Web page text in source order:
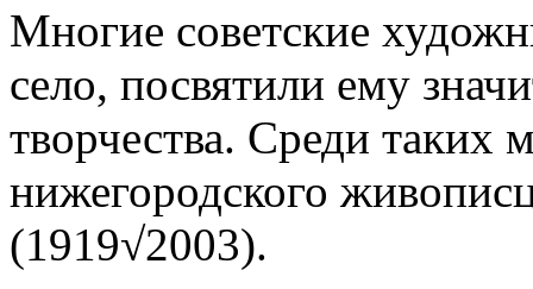
Многие советские
село, посвятили ему
творчества. Среди таких
нижегородского
(1919√2003).